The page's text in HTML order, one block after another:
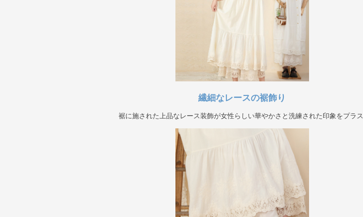
繊細なレースの裾飾り
裾に施された上品なレース装飾が女性らしい華やかさと洗練された印象をプラス